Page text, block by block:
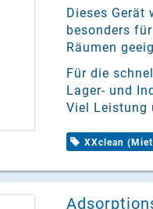
Dieses
besonders
Räumen
Für die
Lager- und
Viel Leistung
XXclean